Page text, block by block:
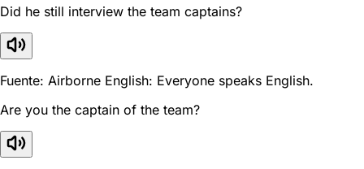
Did he still interview the team captains?
Fuente: Airborne English: Everyone speaks English.
Are you the captain of the team?